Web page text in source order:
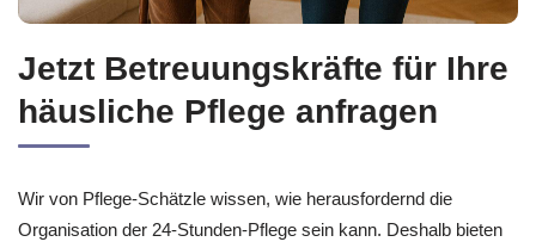
Jetzt Betreuungskräfte für Ihre
häusliche Pflege anfragen
Wir von Pflege-Schätzle wissen, wie herausfordernd die
Organisation der 24-Stunden-Pflege sein kann. Deshalb bieten